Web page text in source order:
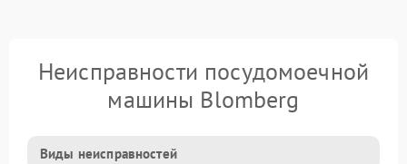
Неисправности посудомоечной
машины Blomberg
Виды неисправностей